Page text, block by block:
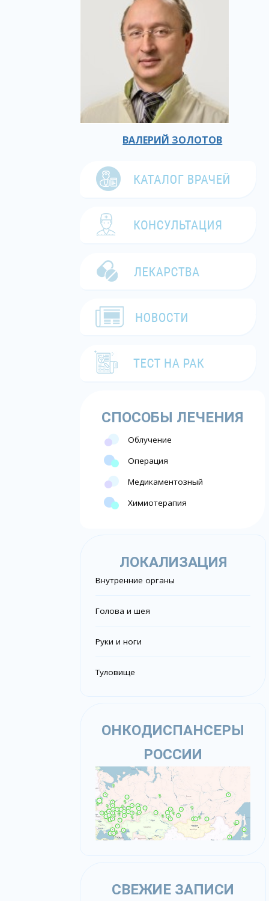
ВАЛЕРИЙ ЗОЛОТОВ
СПОСОБЫ ЛЕЧЕНИЯ
Облучение
Операция
Медикаментозный
Химиотерапия
ЛОКАЛИЗАЦИЯ
Внутренние органы
Голова и шея
Руки и ноги
Туловище
ОНКОДИСПАНСЕРЫ
РОССИИ
СВЕЖИЕ ЗАПИСИ